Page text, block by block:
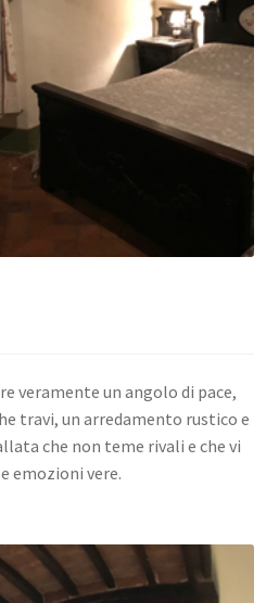
veramente un angolo di pace,
travi, un arredamento rustico e
che non teme rivali e che vi
emozioni vere.